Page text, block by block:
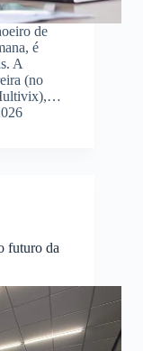
de
é
A
(no
futuro da